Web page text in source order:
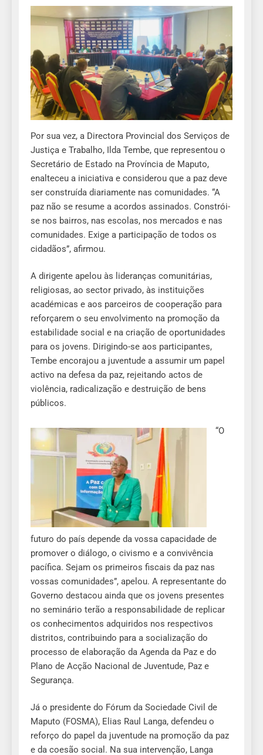
Por sua vez, a Directora Provincial dos Serviços de
Justiça e Trabalho, Ilda Tembe, que representou o
Secretário de Estado na Província de Maputo,
enalteceu a iniciativa e considerou que a paz deve
ser construída diariamente nas comunidades. “A
paz não se resume a acordos assinados. Constrói-
se nos bairros, nas escolas, nos mercados e nas
comunidades. Exige a participação de todos os
cidadãos”, afirmou.
A dirigente apelou às lideranças comunitárias,
religiosas, ao sector privado, às instituições
académicas e aos parceiros de cooperação para
reforçarem o seu envolvimento na promoção da
estabilidade social e na criação de oportunidades
para os jovens. Dirigindo-se aos participantes,
Tembe encorajou a juventude a assumir um papel
activo na defesa da paz, rejeitando actos de
violência, radicalização e destruição de bens
públicos.
“O
futuro do país depende da vossa capacidade de
promover o diálogo, o civismo e a convivência
pacífica. Sejam os primeiros fiscais da paz nas
vossas comunidades”, apelou. A representante do
Governo destacou ainda que os jovens presentes
no seminário terão a responsabilidade de replicar
os conhecimentos adquiridos nos respectivos
distritos, contribuindo para a socialização do
processo de elaboração da Agenda da Paz e do
Plano de Acção Nacional de Juventude, Paz e
Segurança.
Já o presidente do Fórum da Sociedade Civil de
Maputo (FOSMA), Elias Raul Langa, defendeu o
reforço do papel da juventude na promoção da paz
e da coesão social. Na sua intervenção, Langa